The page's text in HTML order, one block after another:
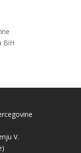
BiH
V.